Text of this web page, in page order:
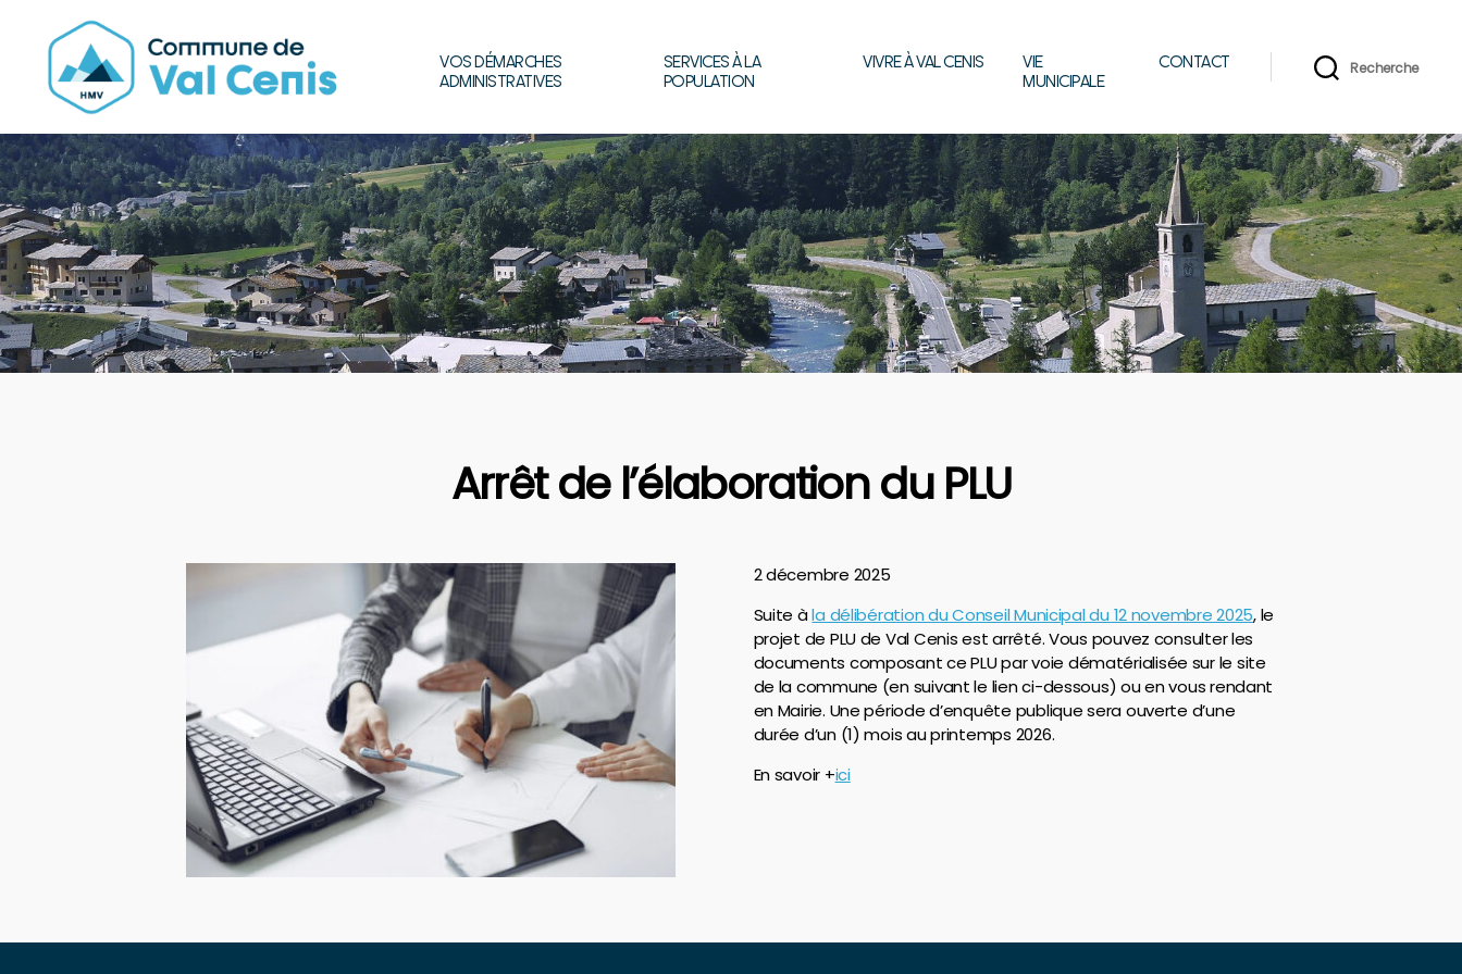
de
Val
Cenis
VOS DÉMARCHES
ADMINISTRATIVES
SERVICES À LA
POPULATION
VIVRE À VAL CENIS
VIE
MUNICIPALE
CONTACT Recherche
Arrêt de l’élaboration du PLU
2 décembre 2025
Suite àla délibération du Conseil Municipal du 12 novembre 2025, le
projet de PLU de Val Cenis est arrêté. Vous pouvez consulter les
documents composant ce PLU par voie dématérialisée sur le site
de la commune (en suivant le lien ci-dessous) ou en vous rendant
en Mairie. Une période d’enquête publique sera ouverte d’une
durée d’un (1) mois au printemps 2026.
En savoir +ici